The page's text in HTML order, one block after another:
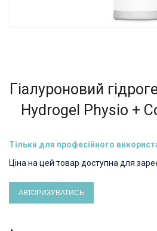
Гіалуроновий
Hydrogel Physio +
Тільки для професійного
Ціна на цей товар доступна для
АВТОРИЗУВАТИСЬ